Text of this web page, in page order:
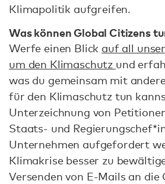
Klimapolitik aufgreifen.
Was können Global Citizens
Werfe einen Blick auf all
um den Klimaschutz und
was du gemeinsam mit
für den Klimaschutz tun
Unterzeichnung von
Staats- und
Unternehmen aufgefordert
Klimakrise besser zu
Versenden von E-Mails an die